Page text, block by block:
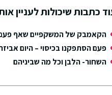
כתבות שיכולות לעניין
הקאמבק של המשקפיים שאף
פעם הסתפקנו בכיסוי – היום
השחור- הלבן וכל מה שביניהם